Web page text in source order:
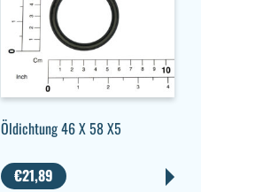
Öldichtung 46 X 58 X5
€21,89